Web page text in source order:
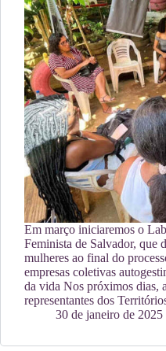
Em março iniciaremos o
Feminista de Salvador, que
mulheres ao final do
empresas coletivas
da vida Nos próximos dias,
representantes dos
30 de janeiro de 2025